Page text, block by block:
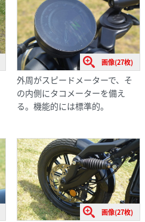
画像(27枚)
外周がスピードメーターで、そ
の内側にタコメーターを備え
る。機能的には標準的。
画像(27枚)